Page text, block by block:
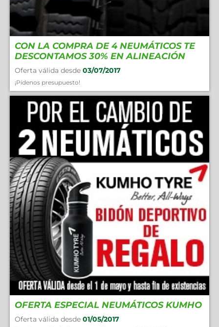
CON LA COMPRA DE 4 NEUMÁTICOS TE
DESCONTAMOS 30% EN ALINEACIÓN
Oferta válida desde 03/07/2017
¡Pídenos presupuesto!
OFERTA ESPECIAL NEUMÁTICOS KUMHO
Oferta válida desde 01/05/2017